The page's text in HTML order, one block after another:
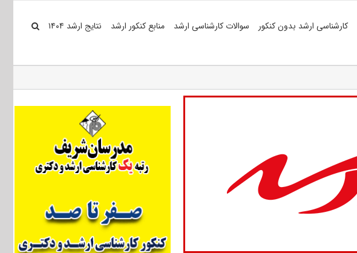
کارشناسی ارشد بدون کنکور سوالات کارشناسی ارشد منابع کنکور ارشد نتایج ارشد ۱۴۰۴